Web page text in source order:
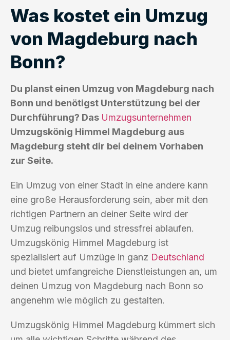
Was kostet ein Umzug
von Magdeburg nach
Bonn?
Du planst einen Umzug von Magdeburg nach
Bonn und benötigst Unterstützung bei der
Durchführung? Das Umzugsunternehmen
Umzugskönig Himmel Magdeburg aus
Magdeburg steht dir bei deinem Vorhaben
zur Seite.
Ein Umzug von einer Stadt in eine andere kann
eine große Herausforderung sein, aber mit den
richtigen Partnern an deiner Seite wird der
Umzug reibungslos und stressfrei ablaufen.
Umzugskönig Himmel Magdeburg ist
spezialisiert auf Umzüge in ganz Deutschland
und bietet umfangreiche Dienstleistungen an, um
deinen Umzug von Magdeburg nach Bonn so
angenehm wie möglich zu gestalten.
Umzugskönig Himmel Magdeburg kümmert sich